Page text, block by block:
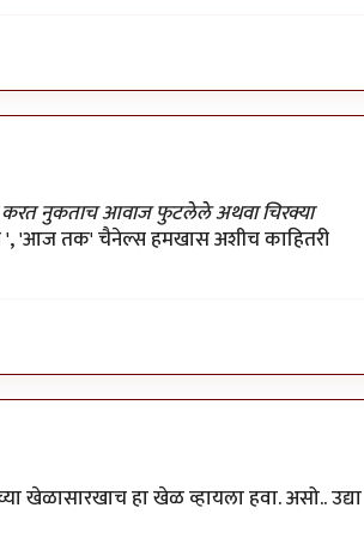
करत नुकताच आवाज फुटलेले अथवा चिरक्या
', 'आज तक' चैनेल्स हमखास अशीच काहितरी
खेळासारखाच हा खेळ व्हायला हवा. असो.. उद्या